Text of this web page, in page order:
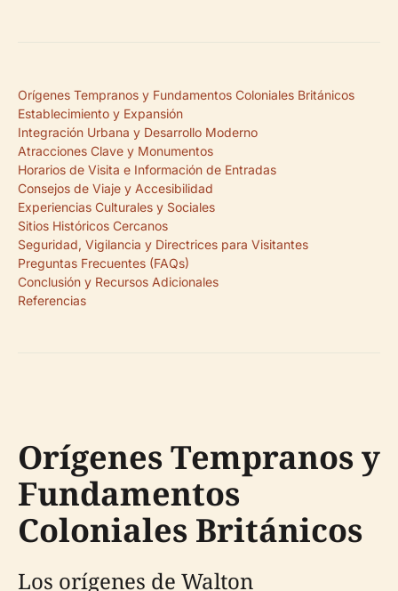
Orígenes Tempranos y Fundamentos Coloniales Británicos
Establecimiento y Expansión
Integración Urbana y Desarrollo Moderno
Atracciones Clave y Monumentos
Horarios de Visita e Información de Entradas
Consejos de Viaje y Accesibilidad
Experiencias Culturales y Sociales
Sitios Históricos Cercanos
Seguridad, Vigilancia y Directrices para Visitantes
Preguntas Frecuentes (FAQs)
Conclusión y Recursos Adicionales
Referencias
Orígenes Tempranos y
Fundamentos
Coloniales Británicos
Los orígenes de Walton